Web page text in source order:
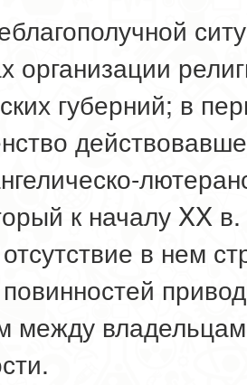
организации
губерний; в
к началу XX
в нем
между